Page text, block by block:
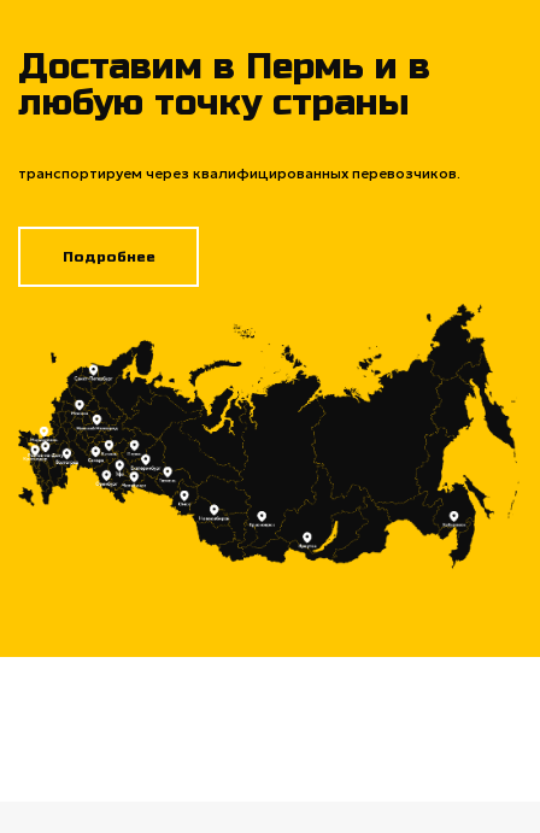
Доставим в Пермь и в
любую точку страны
транспортируем через квалифицированных перевозчиков.
Подробнее